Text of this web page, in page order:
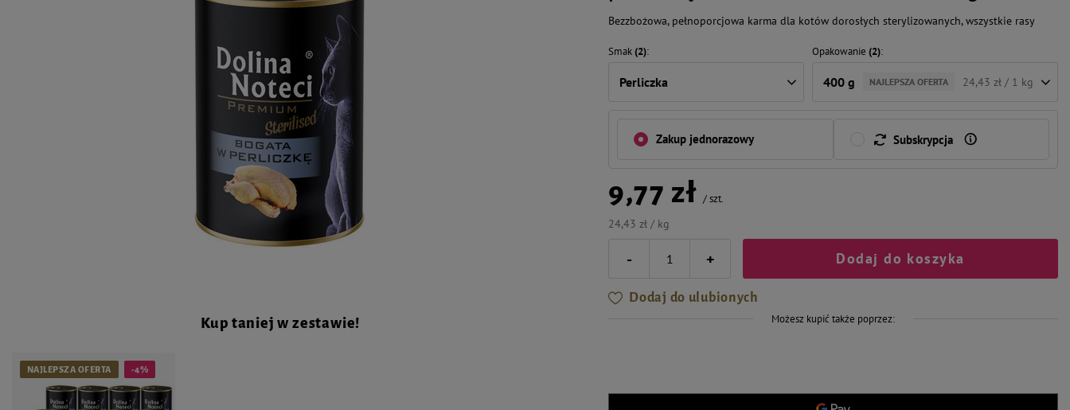
Bezzbożowa, pełnoporcjowa karma dla kotów dorosłych sterylizowanych, wszystkie rasy
Smak(2)
Perliczka
Opakowanie (2)
400 g NAJLEPSZA OFERTA 24,43 zł / 1 kg
Zakup jednorazowy Subskrypcja
9,77 zł /szt.
24,43 zł / kg
- + Dodaj do koszyka
Dodaj do ulubionych
Możesz kupić także poprzez:
Kup taniej w zestawie!
NAJLEPSZA OFERTA -4%